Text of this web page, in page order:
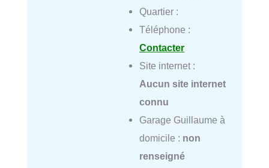
Quartier :
Téléphone :
Contacter
Site internet :
Aucun site internet
connu
Garage Guillaume à
domicile : non
renseigné